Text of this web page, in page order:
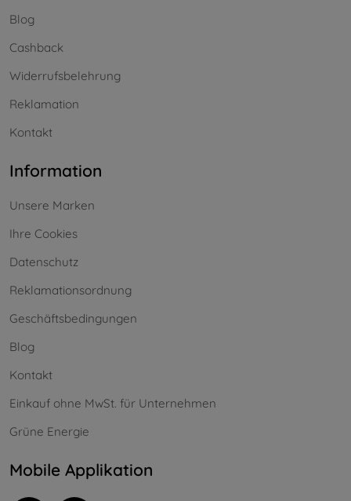
Blog
Cashback
Widerrufsbelehrung
Reklamation
Kontakt
Information
Unsere Marken
Ihre Cookies
Datenschutz
Reklamationsordnung
Geschäftsbedingungen
Blog
Kontakt
Einkauf ohne MwSt. für Unternehmen
Grüne Energie
Mobile Applikation